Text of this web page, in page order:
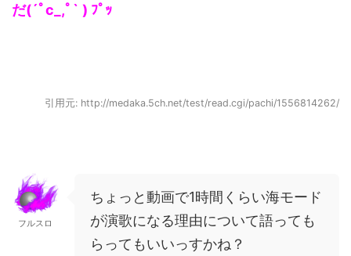
だ(´ﾟc_,ﾟ` ) ﾌﾟｯ
引用元: http://medaka.5ch.net/test/read.cgi/pachi/1556814262/
フルスロ
ちょっと動画で1時間くらい海モード
が演歌になる理由について語っても
らってもいいっすかね？